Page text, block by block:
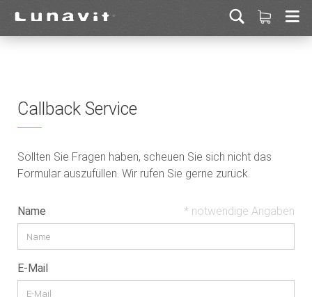
Callback Service
Sollten Sie Fragen haben, scheuen Sie sich nicht das
Formular auszufüllen. Wir rufen Sie gerne zurück.
* notwendige Angaben
Name
E-Mail